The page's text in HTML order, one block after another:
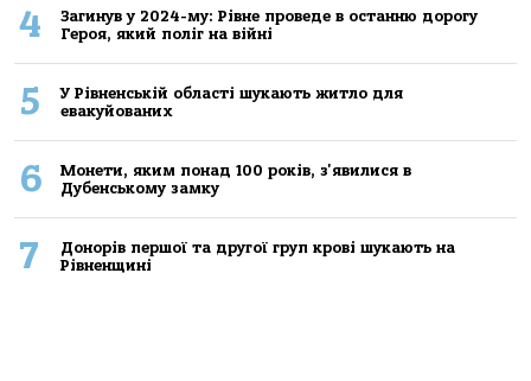
4
Загинув у 2024-му: Рівне проведе в останню дорогу
Героя, який поліг на війні
5
У Рівненській області шукають житло для
евакуйованих
6
Монети, яким понад 100 років, з'явилися в
Дубенському замку
7
Донорів першої та другої груп крові шукають на
Рівненщині